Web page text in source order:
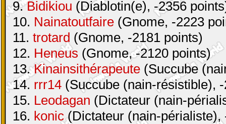
9.Bidikiou (Diablotin(e), -2356
10. Nainatoutfaire (Gnome, -2223
11. trotard (Gnome, -2181 points)
12. Heneus (Gnome, -2120 points)
13.Kinainsithérapeute (Succube
14. rrr14 (Succube (nain-résistible),
15. Leodagan (Dictateur (nain-
16. konic(Dictateur (nain-périaliste),